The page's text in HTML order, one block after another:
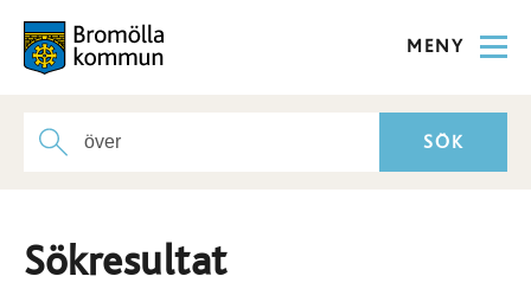
MENY
Sökresultat